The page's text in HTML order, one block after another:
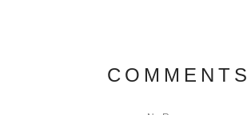
COMMENTS